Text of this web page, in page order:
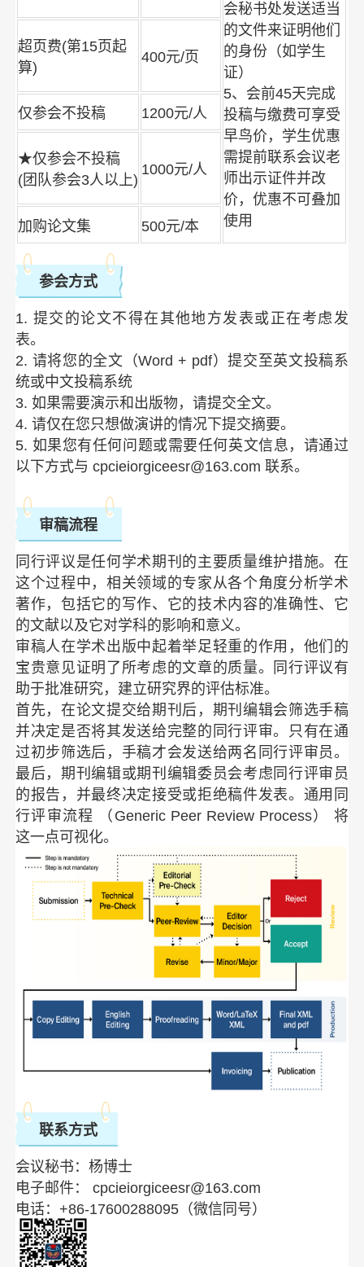
会秘书处发送适当
的文件来证明他们
的身份（如学生
证）
5、会前45天完成
投稿与缴费可享受
早鸟价，学生优惠
需提前联系会议老
师出示证件并改
价，优惠不可叠加
使用
超页费(第15页起
算)
400元/页
仅参会不投稿 1200元/人
★仅参会不投稿
(团队参会3人以上)
1000元/人
加购论文集 500元/本
参会方式
1. 提交的论文不得在其他地方发表或正在考虑发
表。
2. 请将您的全文（Word + pdf）提交至英文投稿系
统或中文投稿系统
3. 如果需要演示和出版物，请提交全文。
4. 请仅在您只想做演讲的情况下提交摘要。
5. 如果您有任何问题或需要任何英文信息，请通过
以下方式与 cpcieiorgiceesr@163.com 联系。
审稿流程
同行评议是任何学术期刊的主要质量维护措施。在
这个过程中，相关领域的专家从各个角度分析学术
著作，包括它的写作、它的技术内容的准确性、它
的文献以及它对学科的影响和意义。
审稿人在学术出版中起着举足轻重的作用，他们的
宝贵意见证明了所考虑的文章的质量。同行评议有
助于批准研究，建立研究界的评估标准。
首先，在论文提交给期刊后，期刊编辑会筛选手稿
并决定是否将其发送给完整的同行评审。只有在通
过初步筛选后，手稿才会发送给两名同行评审员。
最后，期刊编辑或期刊编辑委员会考虑同行评审员
的报告，并最终决定接受或拒绝稿件发表。通用同
行评审流程 （Generic Peer Review Process） 将
这一点可视化。
联系方式
会议秘书：杨博士
电子邮件： cpcieiorgiceesr@163.com
电话：+86-17600288095（微信同号）